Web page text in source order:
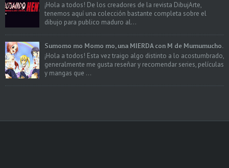
¡Hola a todos! De los creadores de la revista DibujArte,
tenemos aquí una colección bastante completa sobre el
dibujo para publico maduro al...
Sumomo mo Momo mo, una MIERDA con M de Mumumucho.
¡Hola a todos! Esta vez traigo algo distinto a lo acostumbrado,
generalmente me gusta reseñar y recomendar series, películas
y mangas que ...